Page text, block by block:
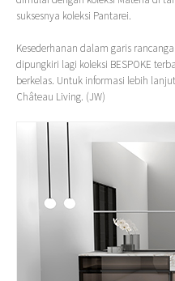
suksesnya koleksi Pantarei.
Kesederhanan dalam garis
dipungkiri lagi koleksi BESPOKE
berkelas. Untuk informasi lebih
Château Living. (JW)